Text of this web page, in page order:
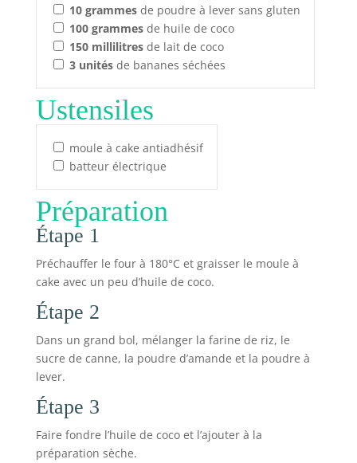
10 grammesde poudre à lever sans gluten
100 grammesde huile de coco
150 millilitresde lait de coco
3 unitésde bananes séchées
Ustensiles
moule à cake antiadhésif
batteur électrique
Préparation
Étape 1
Préchauffer le four à 180°C et graisser le moule à
cake avec un peu d’huile de coco.
Étape 2
Dans un grand bol, mélanger la farine de riz, le
sucre de canne, la poudre d’amande et la poudre à
lever.
Étape 3
Faire fondre l’huile de coco et l’ajouter à la
préparation sèche.